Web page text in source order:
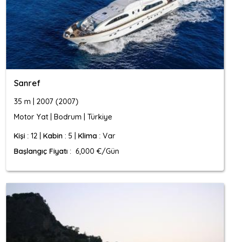
Sanref
35 m | 2007 (2007)
Motor Yat | Bodrum | Türkiye
Kişi : 12 | Kabin : 5 | Klima : Var
Başlangıç Fiyatı : 6,000 €/Gün